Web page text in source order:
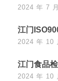
2024 年 7
江门
2024 年 10
江门食品
2024 年 10